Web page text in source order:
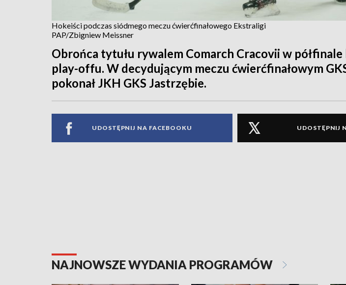
Hokeiści podczas siódmego meczu ćwierćfinałowego Ekstraligi
PAP/Zbigniew Meissner
Obrońca tytułu rywalem Comarch Cracovii w
play-offu. W decydującym meczu ćwierćfinałowym
pokonał JKH GKS Jastrzębie.
UDOSTĘPNIJ NA FACEBOOKU UDOSTĘPNIJ
NAJNOWSZE WYDANIA PROGRAMÓW